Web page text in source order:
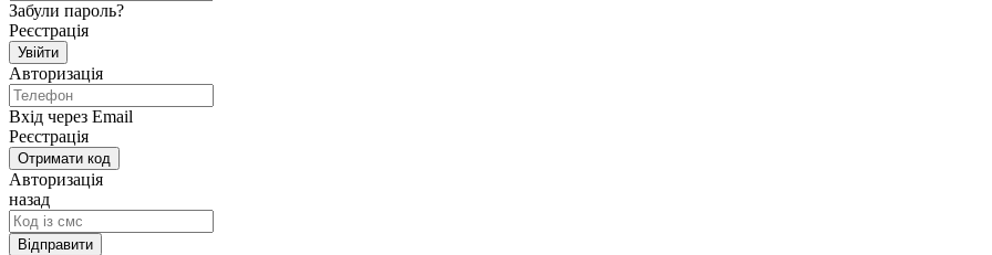
Забули пароль?
Реєстрація
Авторизація
Вхід через Email
Реєстрація
Авторизація
назад